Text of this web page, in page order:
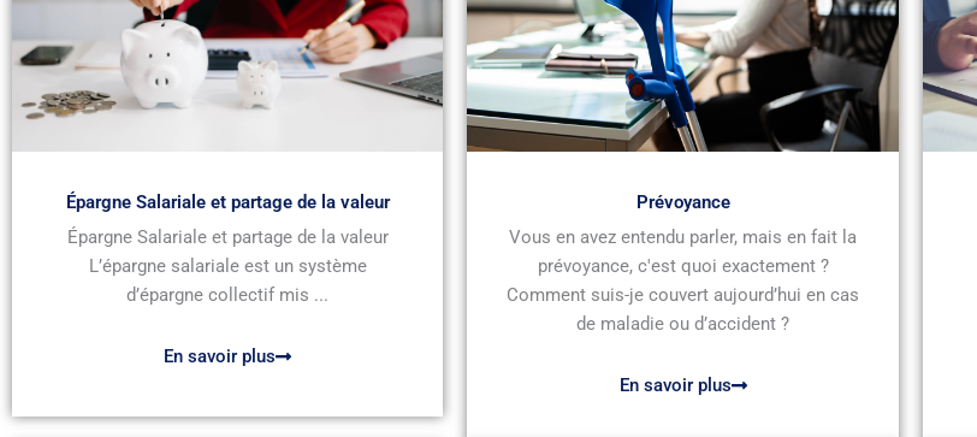
Épargne Salariale et partage de la valeur
Épargne Salariale et partage de la valeur
L’épargne salariale est un système
d’épargne collectif mis ...
En savoir plus
Prévoyance
Vous en avez entendu parler, mais en fait la
prévoyance, c'est quoi exactement ?
Comment suis-je couvert aujourd’hui en cas
de maladie ou d’accident ?
En savoir plus